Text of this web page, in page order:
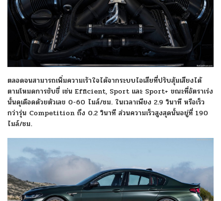
ตลอดจนสามารถเพิ่มความเร้าใจได้จากระบบไอเสียที่ปรับสุ้มเสียงได้
ตามโหมดการขับขี่ เช่น Efficient, Sport และ Sport+ ขณะที่อัตราเร่ง
นั้นดุเดือดด้วยตัวเลข 0-60 ไมล์/ชม. ในเวลาเพียง 2.9 วินาที หรือเร็ว
กว่ารุ่น Competition ถึง 0.2 วินาที ส่วนความเร็วสูงสุดนั้นอยู่ที่ 190
ไมล์/ชม.